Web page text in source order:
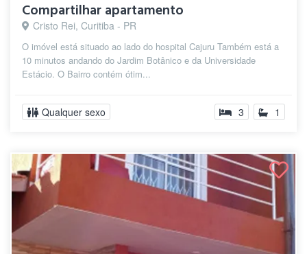
Compartilhar apartamento
Cristo Rei, Curitiba - PR
O imóvel está situado ao lado do hospital Cajuru Também está a
10 minutos andando do Jardim Botânico e da Universidade
Estácio. O Bairro contém ótim...
Qualquer sexo 3 1